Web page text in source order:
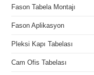
Fason Tabela Montajı
Fason Aplikasyon
Pleksi Kapı Tabelası
Cam Ofis Tabelası